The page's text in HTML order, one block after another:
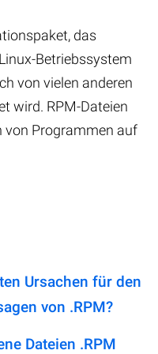
das
Betriebssystem
von vielen anderen
wird. RPM-Dateien
Programmen auf
Ursachen für den
von .RPM?
Dateien .RPM